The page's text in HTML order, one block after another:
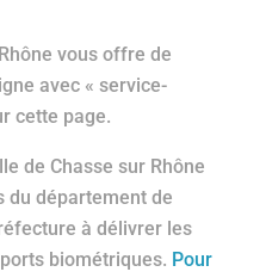
vous offre de
avec « service-
cette page.
de Chasse sur Rhône
du département de
à délivrer les
biométriques. Pour